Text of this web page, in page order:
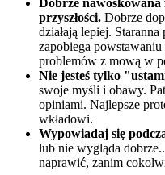
przyszłości. Dobrze
działają lepiej.
zapobiega
problemów z mową w
Nie jesteś tylko
swoje myśli i obawy.
opiniami. Najlepsze
wkładowi.
Wypowiadaj się
lub nie wygląda
naprawić, zanim